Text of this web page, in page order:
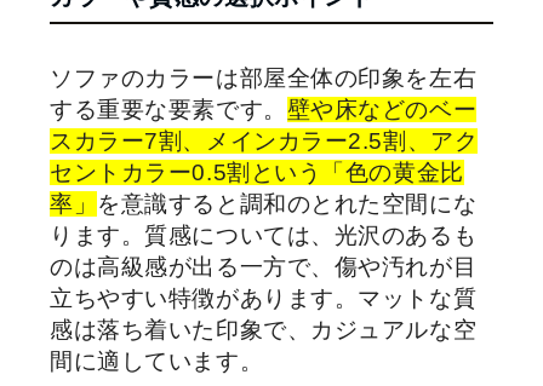
ソファのカラーは部屋全体の印象を左右
する重要な要素です。 壁や床などのベー
スカラー7割、メインカラー2.5割、アク
セントカラー0.5割という「色の黄金比
率」 を意識すると調和のとれた空間にな
ります。質感については、光沢のあるも
のは高級感が出る一方で、傷や汚れが目
立ちやすい特徴があります。マットな質
感は落ち着いた印象で、カジュアルな空
間に適しています。